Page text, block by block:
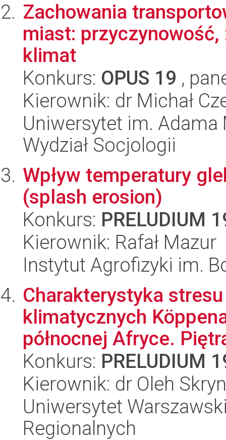
Zachowania
miast: przyczynowość,
klimat
Konkurs: OPUS 19 ,
Kierownik: dr Michał
Uniwersytet im.
Wydział Socjologii
Wpływ temperatury
(splash erosion)
Konkurs: PRELUDIUM
Kierownik: Rafał Mazur
Instytut Agrofizyki im.
Charakterystyka
klimatycznych
północnej Afryce.
Konkurs: PRELUDIUM
Kierownik: dr Oleh
Uniwersytet
Regionalnych